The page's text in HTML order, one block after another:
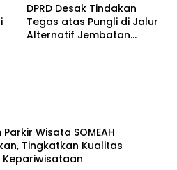
DPRD Desak Tindakan
Tegas atas Pungli di Jalur
Alternatif Jembatan
Wisata SOMEAH
Tingkatkan Kualitas
Kepariwisataan